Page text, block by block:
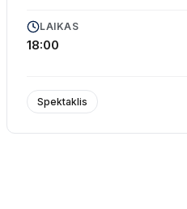
LAIKAS
18:00
Spektaklis